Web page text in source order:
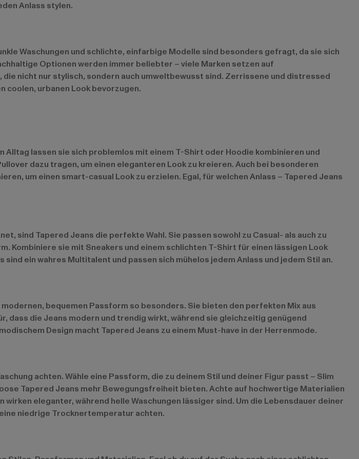
Anlass stylen.
Waschungen und schlichte, einfarbige Modelle sind besonders gefragt, da sie sich
Optionen werden immer beliebter – viele Marken setzen auf
nicht nur stylisch, sondern auch umweltbewusst sind. Zerrissene und distressed
coolen, urbanen Look bevorzugen.
lassen sie sich problemlos mit einem T-Shirt oder Hoodie kombinieren und
dazu tragen, um einen eleganteren Look zu kreieren. Auch bei besonderen
um einen smart-casual Look zu erzielen. Egal, für welchen Anlass – Tapered Jeans
sind Tapered Jeans die perfekte Wahl. Sie passen sowohl zu Casual- als auch zu
Kombiniere sie mit Sneakers und einem schlichten T-Shirt für einen lässigen Look
ein wahres Multitalent und passen sich mühelos jedem Anlass und jedem Stil an.
bequemen Passform so besonders. Sie bieten den perfekten Mix aus
die Jeans modern und trendig wirkt, während sie gleichzeitig genügend
Design macht Tapered Jeans zu einem Must-have in der Herrenmode.
achten. Wähle eine Passform, die zu deinem Stil und deiner Figur passt – Slim
Tapered Jeans mehr Bewegungsfreiheit bieten. Achte auf hochwertige Materialien
eleganter, während helle Waschungen lässiger sind. Um die Lebensdauer deiner
niedrige Trocknertemperatur achten.